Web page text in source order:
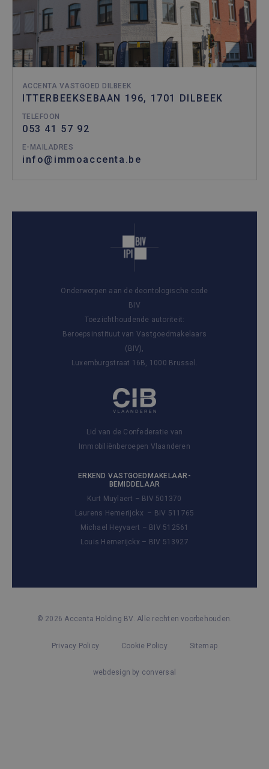
ACCENTA VASTGOED DILBEEK
ITTERBEEKSEBAAN 196, 1701 DILBEEK
TELEFOON
053 41 57 92
E-MAILADRES
info@immoaccenta.be
Onderworpen aan de deontologische code
BIV
Toezichthoudende autoriteit:
Beroepsinstituut van Vastgoedmakelaars
(BIV),
Luxemburgstraat 16B, 1000 Brussel.
Lid van de Confederatie van
Immobiliënberoepen Vlaanderen
ERKEND VASTGOEDMAKELAAR-
BEMIDDELAAR
Kurt Muylaert – BIV 501370
Laurens Hemerijckx – BIV 511765
Michael Heyvaert – BIV 512561
Louis Hemerijckx – BIV 513927
© 2026 Accenta Holding BV. Alle rechten voorbehouden.
Privacy Policy Cookie Policy Sitemap
webdesign by conversal